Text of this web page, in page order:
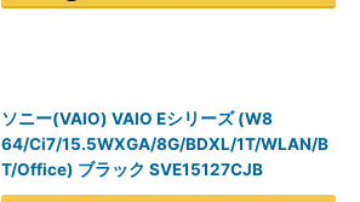
ソニー(VAIO) VAIO Eシリーズ (W8
64/Ci7/15.5WXGA/8G/BDXL/1T/WLAN/B
T/Office) ブラック SVE15127CJB